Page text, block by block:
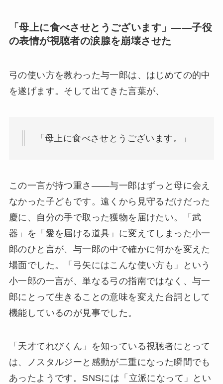
「母上に食べさせとうございます」——子役
の表情が視聴者の涙腺を崩壊させた
弓の使い方を教わった与一郎は、はじめての的中
を遂げます。そして出てきた言葉が、
「母上に食べさせとうございます。」
この一言が持つ重さ——与一郎はずっと母に会え
なかった子どもです。遠くから見守るだけだった
慶に、自分の手で取った獲物を届けたい。「武
器」を「愛を届ける道具」に変えてしまった小一
郎のひと言が、与一郎の中で確かに何かを変えた
場面でした。「弓矢にはこんな使い方も」という
小一郎の一言が、単なる弓の指南ではなく、与一
郎にとって生きることの意味を変えた台詞として
機能しているのが見事でした。
「天才てれびくん」を知っている視聴者にとって
は、ノスタルジーと感動が二重になった瞬間でも
あったようです。SNSには「立派になって」とい